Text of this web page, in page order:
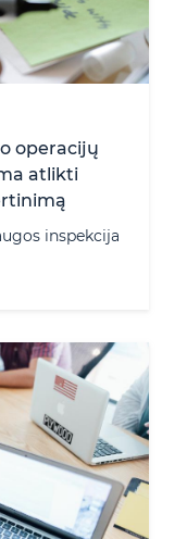
operacijų
atlikti
inspekcija